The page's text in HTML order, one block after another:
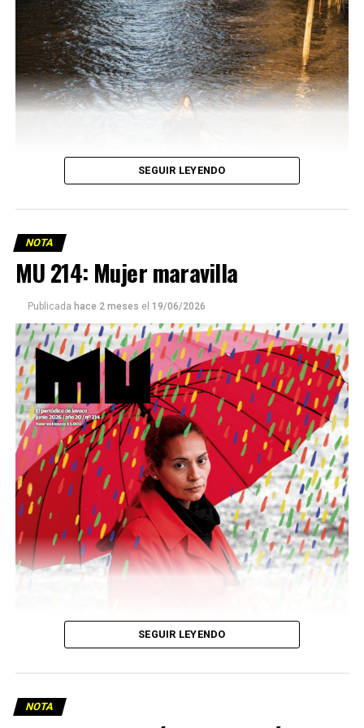
Este número 215 de MU ☝️viene con doble tapa, que
podría ser una frase:
Sin chamuyo, a remarla.
Descargar la Mu en PDF
SEGUIR LEYENDO
NOTA
MU 214: Mujer maravilla
Publicada hace 2 meses el 19/06/2026
SEGUIR LEYENDO
NOTA